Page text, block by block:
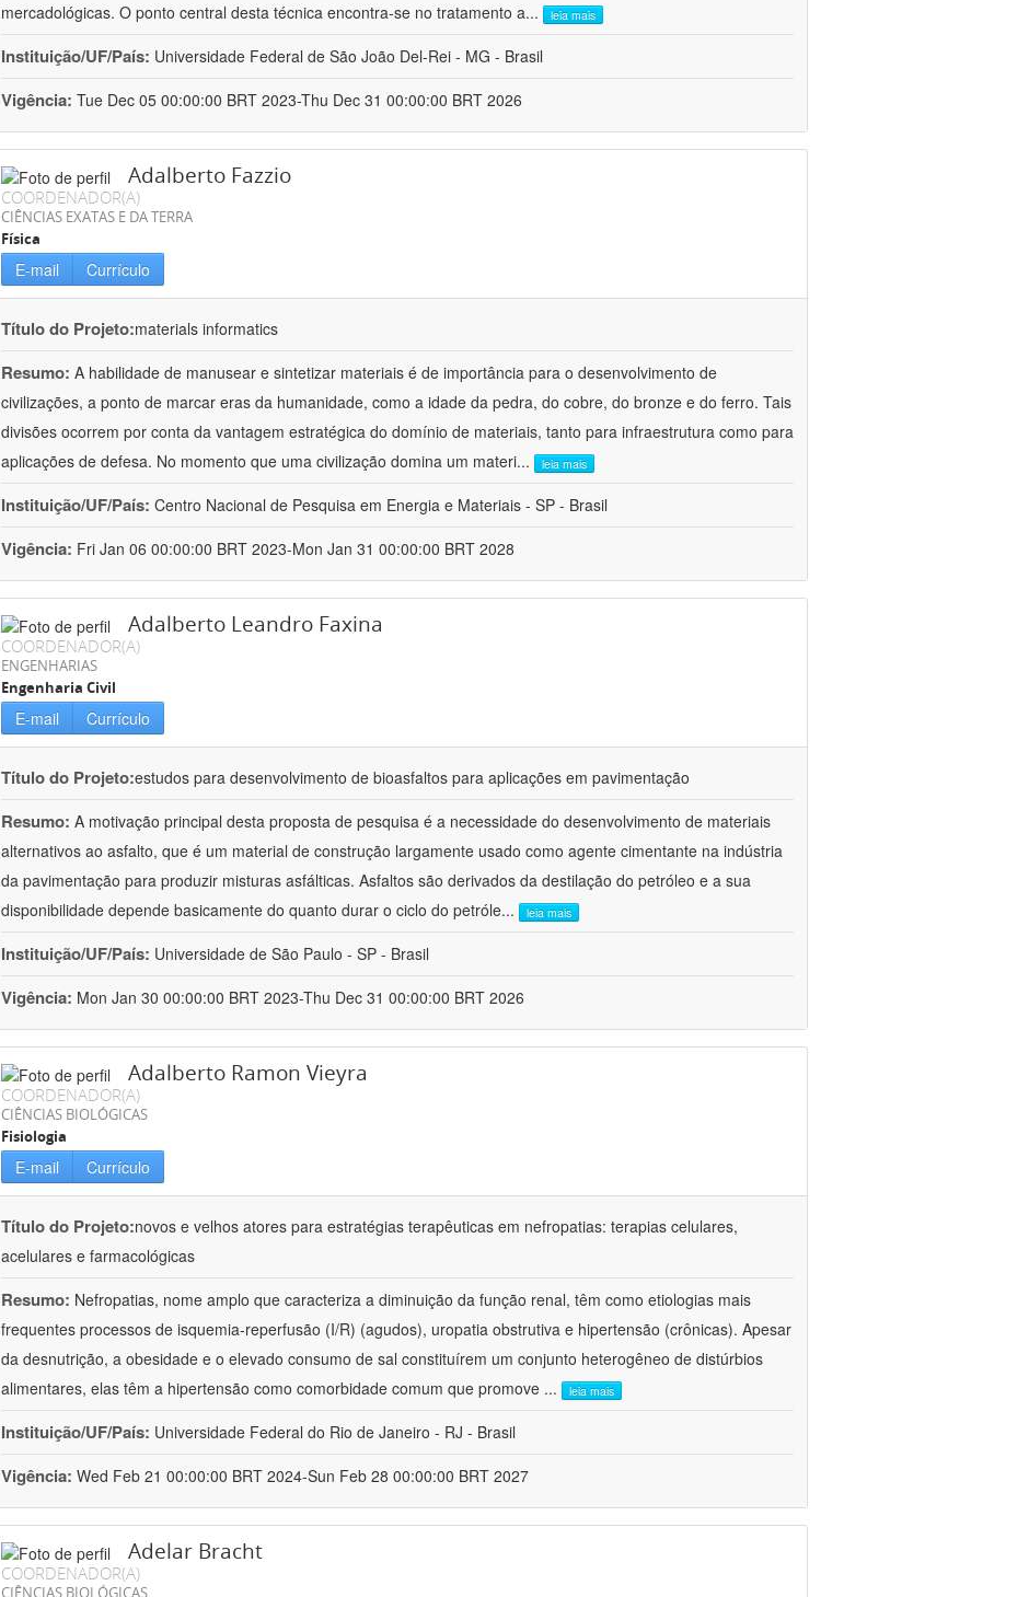
mercadológicas. O ponto central desta técnica encontra-se no tratamento a... leia mais
Instituição/UF/País: Universidade Federal de São João Del-Rei - MG - Brasil
Vigência: Tue Dec 05 00:00:00 BRT 2023-Thu Dec 31 00:00:00 BRT 2026
Adalberto Fazzio
COORDENADOR(A)
CIÊNCIAS EXATAS E DA TERRA
Física
E-mail Currículo
Título do Projeto:materials informatics
Resumo: A habilidade de manusear e sintetizar materiais é de importância para o desenvolvimento de
civilizações, a ponto de marcar eras da humanidade, como a idade da pedra, do cobre, do bronze e do ferro. Tais
divisões ocorrem por conta da vantagem estratégica do domínio de materiais, tanto para infraestrutura como para
aplicações de defesa. No momento que uma civilização domina um materi... leia mais
Instituição/UF/País: Centro Nacional de Pesquisa em Energia e Materiais - SP - Brasil
Vigência: Fri Jan 06 00:00:00 BRT 2023-Mon Jan 31 00:00:00 BRT 2028
Adalberto Leandro Faxina
COORDENADOR(A)
ENGENHARIAS
Engenharia Civil
E-mail Currículo
Título do Projeto:estudos para desenvolvimento de bioasfaltos para aplicações em pavimentação
Resumo: A motivação principal desta proposta de pesquisa é a necessidade do desenvolvimento de materiais
alternativos ao asfalto, que é um material de construção largamente usado como agente cimentante na indústria
da pavimentação para produzir misturas asfálticas. Asfaltos são derivados da destilação do petróleo e a sua
disponibilidade depende basicamente do quanto durar o ciclo do petróle... leia mais
Instituição/UF/País: Universidade de São Paulo - SP - Brasil
Vigência: Mon Jan 30 00:00:00 BRT 2023-Thu Dec 31 00:00:00 BRT 2026
Adalberto Ramon Vieyra
COORDENADOR(A)
CIÊNCIAS BIOLÓGICAS
Fisiologia
E-mail Currículo
Título do Projeto:novos e velhos atores para estratégias terapêuticas em nefropatias: terapias celulares,
acelulares e farmacológicas
Resumo: Nefropatias, nome amplo que caracteriza a diminuição da função renal, têm como etiologias mais
frequentes processos de isquemia-reperfusão (I/R) (agudos), uropatia obstrutiva e hipertensão (crônicas). Apesar
da desnutrição, a obesidade e o elevado consumo de sal constituírem um conjunto heterogêneo de distúrbios
alimentares, elas têm a hipertensão como comorbidade comum que promove ... leia mais
Instituição/UF/País: Universidade Federal do Rio de Janeiro - RJ - Brasil
Vigência: Wed Feb 21 00:00:00 BRT 2024-Sun Feb 28 00:00:00 BRT 2027
Adelar Bracht
COORDENADOR(A)
CIÊNCIAS BIOLÓGICAS